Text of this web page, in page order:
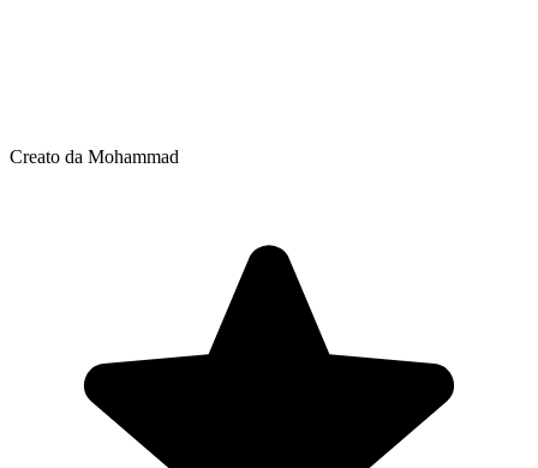
Creato da Mohammad